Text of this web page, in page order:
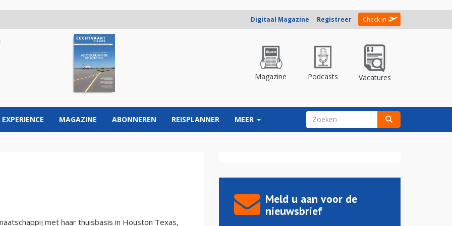
Digitaal Magazine Registreer Check in
Magazine Podcasts Vacatures
EXPERIENCE MAGAZINE ABONNEREN REISPLANNER MEER ZOEKVELD
met haar thuisbasis in Houston Texas,
Meld u aan voor de
nieuwsbrief